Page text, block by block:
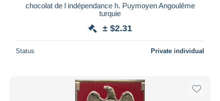
chocolat de l indépendance h. Puymoyen Angoulême
turquie
± $2.31
Status Private individual